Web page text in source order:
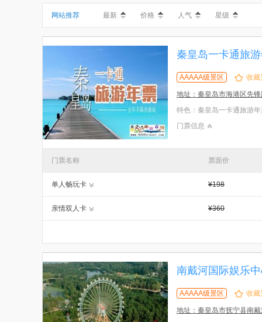
网站推荐 最新 价格 人气 星级
秦皇岛一卡通旅
AAAAA级景区 收藏
地址：秦皇岛市海港区先
门票信息
门票名称 票面价
单人畅玩卡 ¥198
亲情双人卡 ¥360
南戴河国际娱乐
AAAAA级景区 收藏
地址：秦皇岛市抚宁县南